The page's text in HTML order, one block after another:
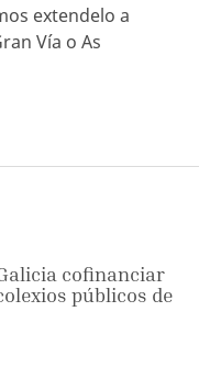
extendelo a
Vía o As
cofinanciar
públicos de